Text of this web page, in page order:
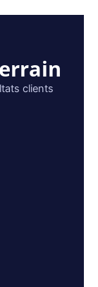
clients